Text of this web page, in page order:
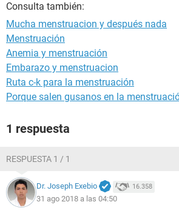
Consulta también:
Mucha menstruacion y después nada
Menstruación
Anemia y menstruación
Embarazo y menstruacion
Ruta c-k para la menstruación
Porque salen gusanos en la
1 respuesta
RESPUESTA 1 / 1
Dr. Joseph Exebio 16.358
31 ago 2018 a las 04:50